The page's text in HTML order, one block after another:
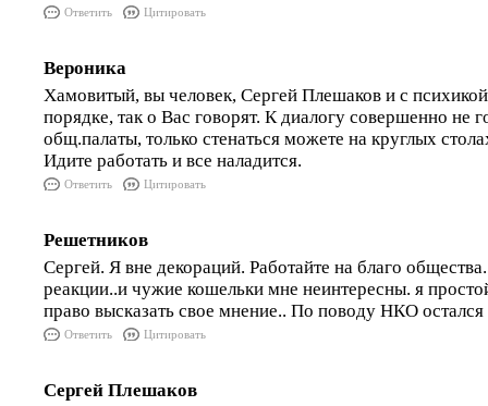
Ответить Цитировать
Вероника
Хамовитый, вы человек, Сергей Плешаков и с
порядке, так о Вас говорят. К диалогу совершенно не
общ.палаты, только стенаться можете на круглых
Идите работать и все наладится.
Ответить Цитировать
Решетников
Сергей. Я вне декораций. Работайте на благо
реакции..и чужие кошельки мне неинтересны. я
право высказать свое мнение.. По поводу НКО
Ответить Цитировать
Сергей Плешаков